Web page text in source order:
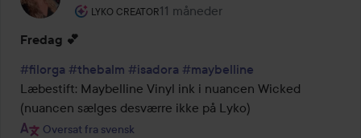
LYKO CREATOR
Brugerens rolle: Lyko Creator.
11 måneder
Posten blev oprettet 11 måneder
Fredag 💕
#filorga #thebalm #isadora #maybelline
Læbestift: Maybelline Vinyl ink i nuancen Wicked
(nuancen sælges desværre ikke på Lyko)
Oversat fra svensk